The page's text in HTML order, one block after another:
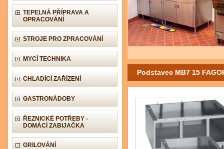
TEPELNÁ PŘÍPRAVA A
OPRACOVÁNÍ
STROJE PRO ZPRACOVÁNÍ
MYCÍ TECHNIKA
CHLADÍCÍ ZAŘÍZENÍ
GASTRONÁDOBY
ŘEZNICKÉ POTŘEBY -
DOMÁCÍ ZABIJAČKA
GRILOVÁNÍ
Podstavec MB7 15